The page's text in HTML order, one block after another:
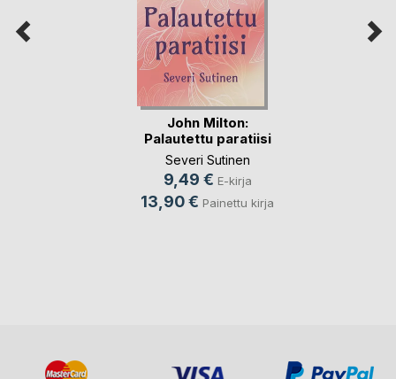
John Milton:
Palautettu paratiisi
Severi Sutinen
9,49 € E-kirja
13,90 € Painettu kirja